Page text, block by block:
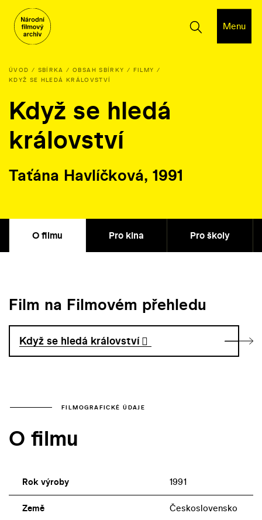
Menu
ÚVOD SBÍRKA OBSAH SBÍRKY
FILMY
KDYŽ SE HLEDÁ KRÁLOVSTVÍ
Když se hledá
království
Taťána Havlíčková, 1991
O filmu Pro kina Pro školy
Film na Filmovém přehledu
Když se hledá království
FILMOGRAFICKÉ ÚDAJE
O filmu
Rok výroby 1991
Země Československo